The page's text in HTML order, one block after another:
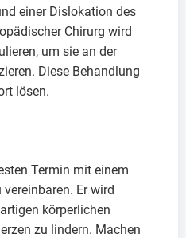
einer Dislokation des
Chirurg wird
um sie an der
Diese Behandlung
lösen.
Termin mit einem
Er wird
körperlichen
zu lindern. Machen